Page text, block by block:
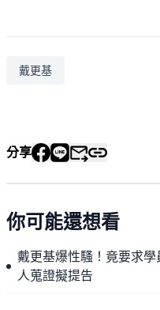
戴更基
分享
你可能還想看
戴更基爆性騷！竟要求
人蒐證擬提告